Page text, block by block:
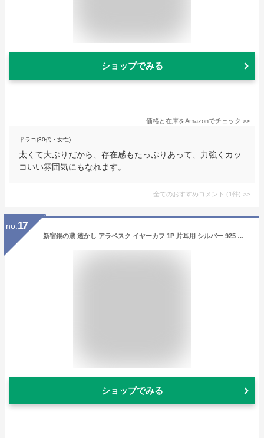
ショップでみる
価格と在庫をAmazonでチェック >>
ドラコ(30代・女性)
太くて大ぶりだから、存在感もたっぷりあって、力強くカッ
コいい雰囲気にもなれます。
全てのおすすめコメント (1件) >
no. 17
新宿銀の蔵 透かし アラベスク イヤーカフ 1P 片耳用 シルバー 925 ノンホールピアス イヤークリップ 唐草 唐草模様 蔦 ツタ 繊細
ショップでみる